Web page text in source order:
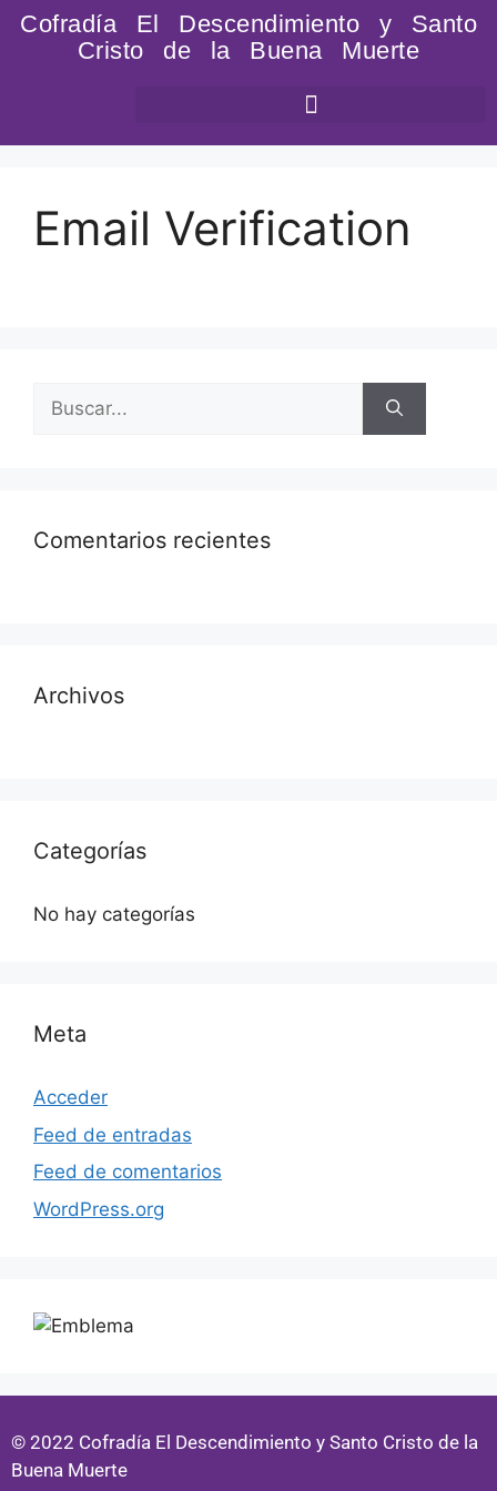
Cofradía El Descendimiento y Santo
Cristo de la Buena Muerte
Email Verification
Comentarios recientes
Archivos
Categorías
No hay categorías
Meta
Acceder
Feed de entradas
Feed de comentarios
WordPress.org
© 2022 Cofradía El Descendimiento y Santo Cristo de la
Buena Muerte